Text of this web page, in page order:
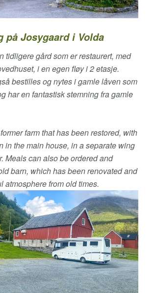
på Josygaard i Volda
tidligere gård som er restaurert, med
i en egen fløy i 2 etasje.
bestilles og nytes i gamle låven som
har en fantastisk stemning fra gamle
farm that has been restored, with
in the main house, in a separate wing
Meals can also be ordered and
barn, which has been renovated and
atmosphere from old times.